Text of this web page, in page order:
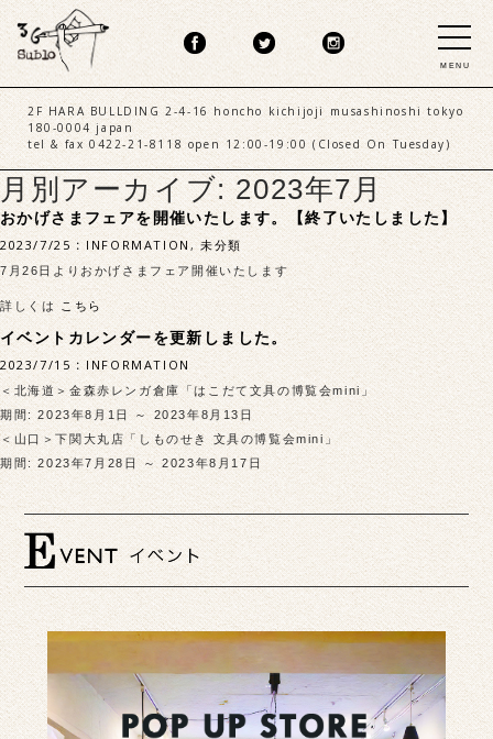
MENU
2F HARA BULLDING 2-4-16 honcho kichijoji musashinoshi tokyo
180-0004 japan
tel & fax 0422-21-8118 open 12:00-19:00 (Closed On Tuesday)
月別アーカイブ: 2023年7月
おかげさまフェアを開催いたします。【終了いたしました】
2023/7/25 : INFORMATION,未分類
7月26日よりおかげさまフェア開催いたします
詳しくは こちら
イベントカレンダーを更新しました。
2023/7/15:INFORMATION
＜北海道＞金森赤レンガ倉庫「はこだて文具の博覧会mini」
期間: 2023年8月1日 ～ 2023年8月13日
＜山口＞下関大丸店「しものせき 文具の博覧会mini」
期間: 2023年7月28日 ～ 2023年8月17日